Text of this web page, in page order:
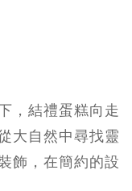
，結禮蛋糕向走
大自然中尋找靈
飾，在簡約的設